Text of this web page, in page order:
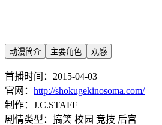
动漫简介 主要角色 观感
首播时间：2015-04-03
官网： http://shokugekinosoma.com/
制作：J.C.STAFF
剧情类型：搞笑 校园 竞技 后宫